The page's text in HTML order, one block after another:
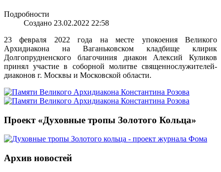
Подробности
Создано 23.02.2022 22:58
23 февраля 2022 года на месте упокоения Великого
Архидиакона на Ваганьковском кладбище клирик
Долгопрудненского благочиния диакон Алексий Куликов
принял участие в соборной молитве священнослужителей-
диаконов г. Москвы и Московской области.
Проект «Духовные тропы Золотого Кольца»
Архив новостей